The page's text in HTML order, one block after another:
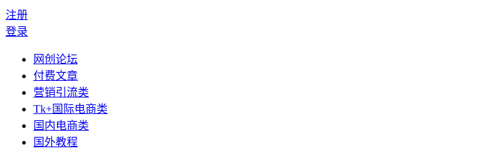
注册
登录
网创论坛
付费文章
营销引流类
Tk+国际电商类
国内电商类
国外教程